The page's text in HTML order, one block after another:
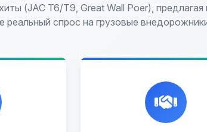
(JAC T6/T9, Great Wall Poer),
реальный спрос на грузовые
с
вам
Честная и
профессиональная
экспертиза, реклама,
переговоры с